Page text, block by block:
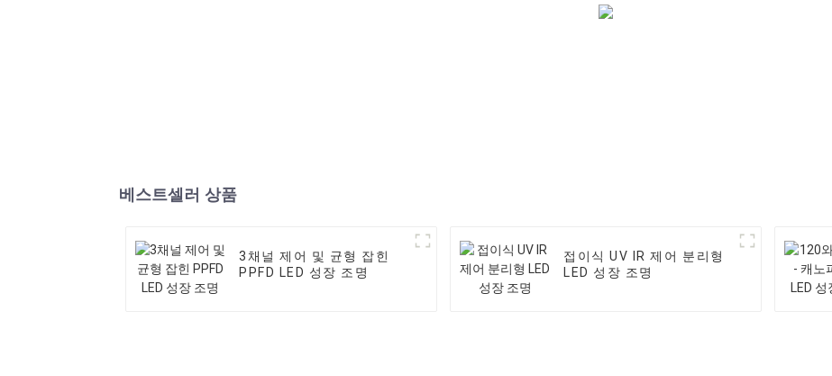
베스트셀러 상품
3채널 제어 및 균형 잡힌
PPFD LED 성장 조명
접이식 UV IR 제어 분리형
LED 성장 조명